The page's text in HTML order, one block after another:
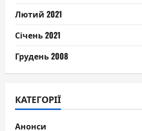
Лютий 2021
Січень 2021
Грудень 2008
КАТЕГОРІЇ
Анонси